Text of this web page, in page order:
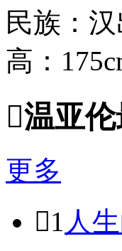
民族：
高：
温亚
更多
1 人